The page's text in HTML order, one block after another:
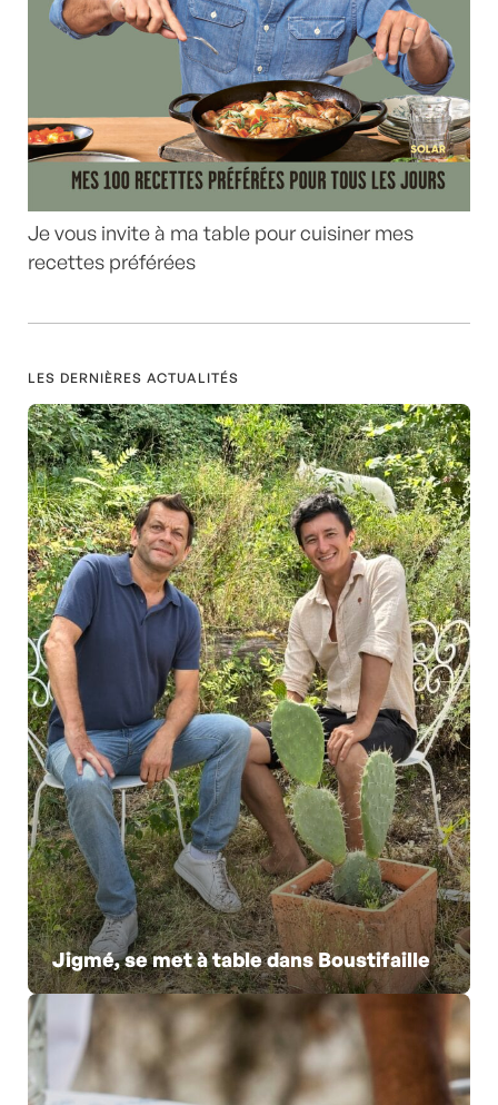
Je vous invite à ma table pour cuisiner mes
recettes préférées
LES DERNIÈRES ACTUALITÉS
Jigmé, se met à table dans Boustifaille